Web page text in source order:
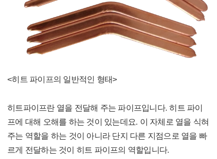
<히트 파이프의 일반적인 형태>
히트파이프란 열을 전달해 주는 파이프입니다. 히트 파이
프에 대해 오해를 하는 것이 있는데요. 이 자체로 열을 식혀
주는 역할을 하는 것이 아니라 단지 다른 지점으로 열을 빠
르게 전달하는 것이 히트 파이프의 역할입니다.